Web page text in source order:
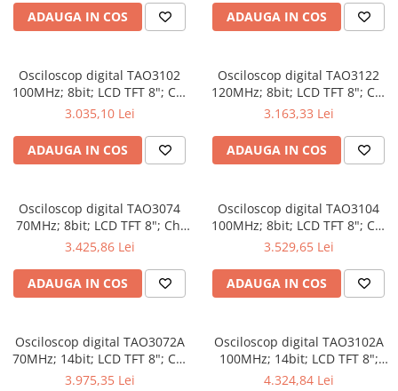
ADAUGA IN COS ADAUGA IN COS
Osciloscop digital TAO3102
100MHz; 8bit; LCD TFT 8"; Ch:
2; 1Gsps; 40Mpts pentru a
3.035,10 Lei
ADAUGA IN COS
Osciloscop digital TAO3122
120MHz; 8bit; LCD TFT 8"; Ch:
2; 1Gsps; 40Mpts ce include
3.163,33 Lei
ADAUGA IN COS
Osciloscop digital TAO3074
70MHz; 8bit; LCD TFT 8"; Ch:
4; 1Gsps; 40Mpts compatibil
3.425,86 Lei
ADAUGA IN COS
Osciloscop digital TAO3104
100MHz; 8bit; LCD TFT 8"; Ch:
4; 1Gsps; 40Mpts inclus in
3.529,65 Lei
ADAUGA IN COS
Osciloscop digital TAO3072A
70MHz; 14bit; LCD TFT 8"; Ch:
2; 1Gsps; 40Mpts dotat cu
3.975,35 Lei
Osciloscop digital TAO3102A
100MHz; 14bit; LCD TFT 8";
Ch: 2; 1Gsps; 40Mpts dotat cu
4.324,84 Lei